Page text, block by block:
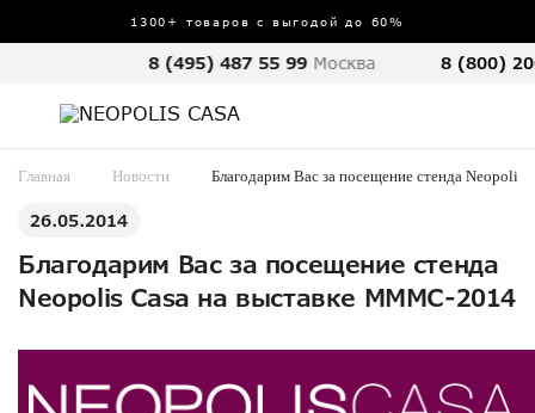
1300+ товаров с выгодой до 60%
8 (495) 487 55 99 Москва 8 (800)
Главная Новости Благодарим Вас за посещение стенда
26.05.2014
Благодарим Вас за посещение стенда
Neopolis Casa на выставке МММС-2014